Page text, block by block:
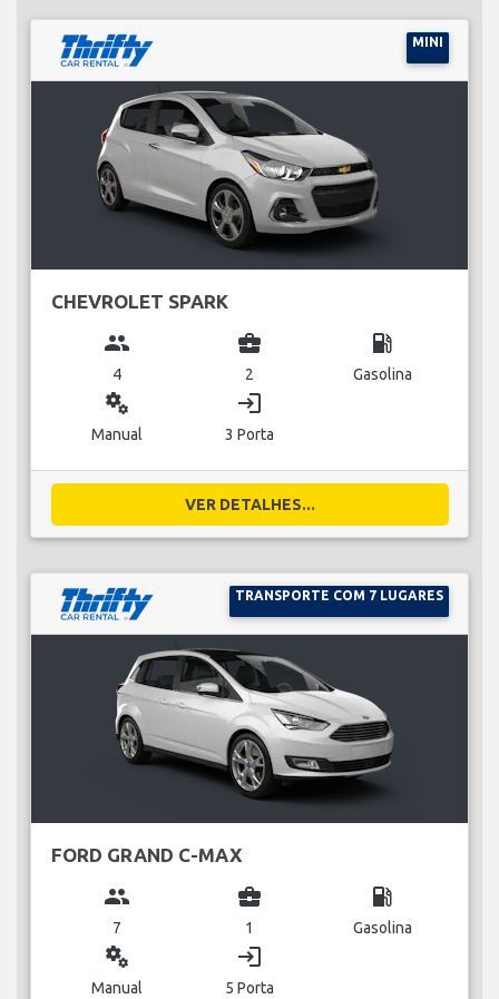
MINI
CHEVROLET SPARK
group
4
business_center
2
local_gas_station
Gasolina
miscellaneous_services
Manual
login
3 Porta
VER DETALHES...
TRANSPORTE COM 7 LUGARES
FORD GRAND C-MAX
group
7
business_center
1
local_gas_station
Gasolina
miscellaneous_services
Manual
login
5 Porta